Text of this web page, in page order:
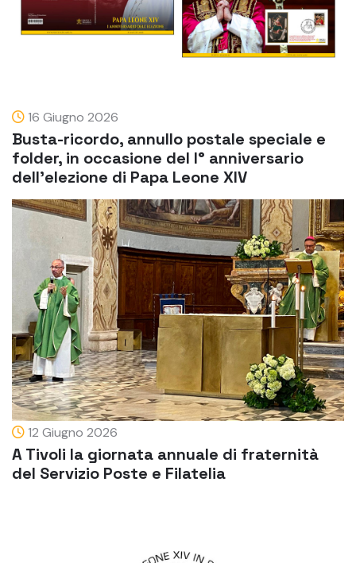
16 Giugno 2026
Busta-ricordo, annullo postale speciale e
folder, in occasione del I° anniversario
dell’elezione di Papa Leone XIV
12 Giugno 2026
A Tivoli la giornata annuale di fraternità
del Servizio Poste e Filatelia